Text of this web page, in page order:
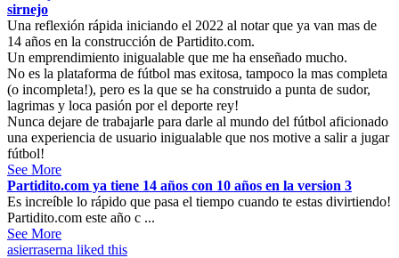
sirnejo
Una reflexión rápida iniciando el 2022 al notar que ya van mas de
14 años en la construcción de Partidito.com.
Un emprendimiento inigualable que me ha enseñado mucho.
No es la plataforma de fútbol mas exitosa, tampoco la mas completa
(o incompleta!), pero es la que se ha construido a punta de sudor,
lagrimas y loca pasión por el deporte rey!
Nunca dejare de trabajarle para darle al mundo del fútbol aficionado
una experiencia de usuario inigualable que nos motive a salir a jugar
fútbol!
See More
Partidito.com ya tiene 14 años con 10 años en la version 3
Es increíble lo rápido que pasa el tiempo cuando te estas divirtiendo!
Partidito.com este año c ...
See More
asierraserna liked this